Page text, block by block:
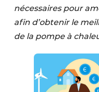
nécessaires pour
afin d’obtenir le
de la pompe à